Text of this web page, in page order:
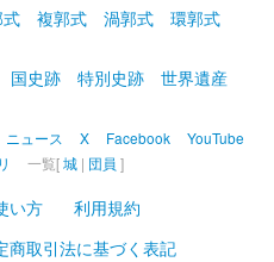
分の日
なまつり
複郭式 渦郭式
環郭式
国史跡 特別史跡 世界遺産
ニュース X Facebook
YouTube
一覧[城 | 団員 ]
い方
利用規約
商取引法に基づく表記